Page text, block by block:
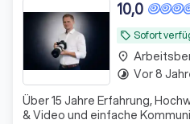
local_offer Sofort
10,0
Über 15 Jahre Erfahrung,
& Video und einfache
place
timelapse Vor 8